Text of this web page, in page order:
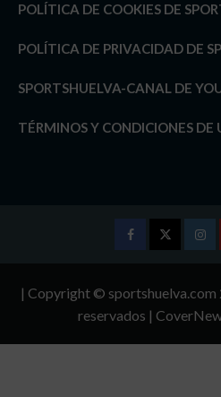
POLÍTICA DE COOKIES DE
POLÍTICA DE PRIVACIDAD DE
SPORTSHUELVA-CANAL DE
TÉRMINOS Y CONDICIONES DE
| Copyright © sportshuelva.com
reservados |